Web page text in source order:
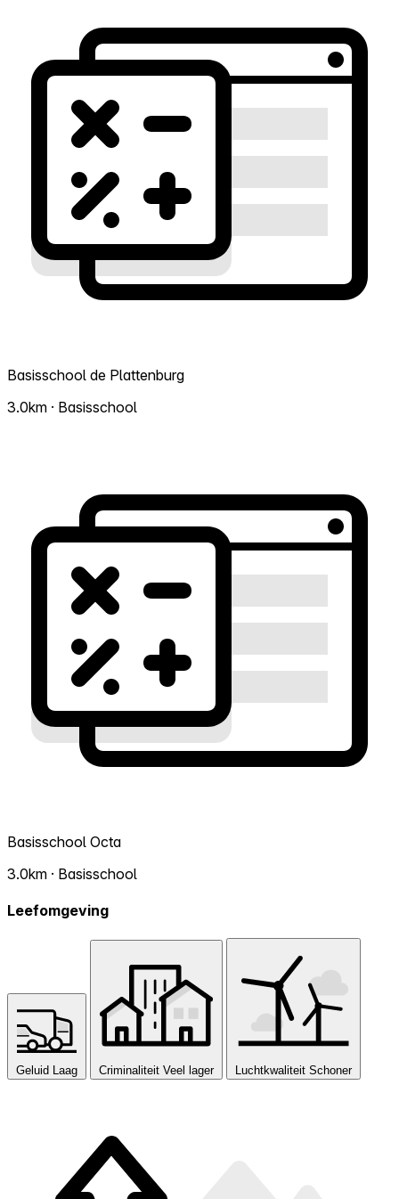
Basisschool de Plattenburg
3.0km · Basisschool
Basisschool Octa
3.0km · Basisschool
Leefomgeving
Geluid Laag Criminaliteit Veel lager Luchtkwaliteit Schoner